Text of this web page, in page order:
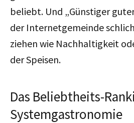
beliebt. Und „Günstiger
der Internetgemeinde
ziehen wie Nachhaltigkeit
der Speisen.
Das Beliebtheits-
Systemgastronomie